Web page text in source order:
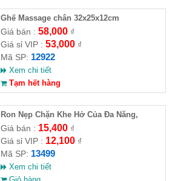
Ghế Massage chân 32x25x12cm
Giá bán : 58,000₫
Giá sỉ VIP : 53,000₫
Mã SP: 12922
Xem chi tiết
Tạm hết hàng
Ron Nẹp Chặn Khe Hở Của Đa Năng,
Chống Côn Trùng( HĐ )
Giá bán : 15,400₫
Giá sỉ VIP : 12,100₫
Mã SP: 13499
Xem chi tiết